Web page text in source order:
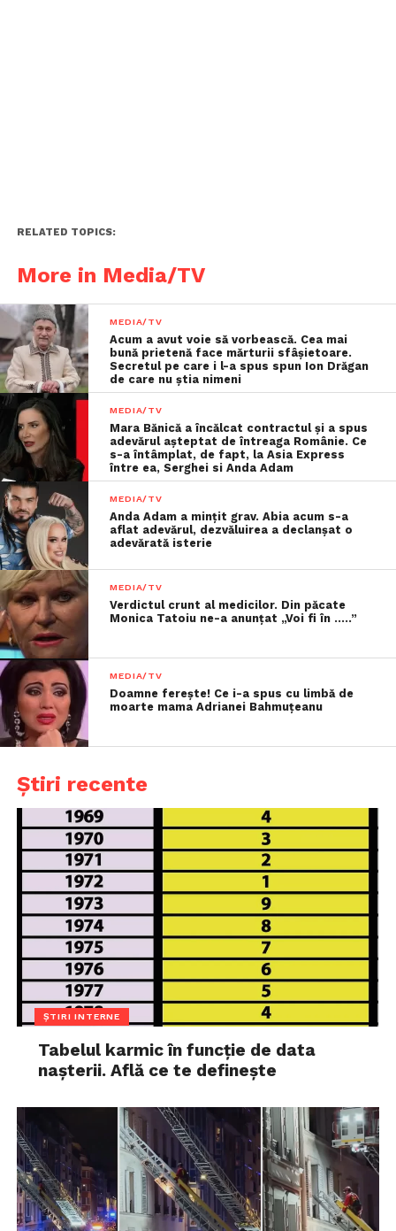
RELATED TOPICS:
More in Media/TV
MEDIA/TV
Acum a avut voie să vorbească. Cea mai
bună prietenă face mărturii sfâşietoare.
Secretul pe care i l-a spus spun Ion Drăgan
de care nu știa nimeni
MEDIA/TV
Mara Bănică a încălcat contractul și a spus
adevărul așteptat de întreaga Românie. Ce
s-a întâmplat, de fapt, la Asia Express
între ea, Serghei si Anda Adam
MEDIA/TV
Anda Adam a mințit grav. Abia acum s-a
aflat adevărul, dezvăluirea a declanșat o
adevărată isterie
MEDIA/TV
Verdictul crunt al medicilor. Din păcate
Monica Tatoiu ne-a anunțat „Voi fi în …..”
MEDIA/TV
Doamne ferește! Ce i-a spus cu limbă de
moarte mama Adrianei Bahmuțeanu
Știri recente
ȘTIRI INTERNE
Tabelul karmic în funcție de data
nașterii. Află ce te definește